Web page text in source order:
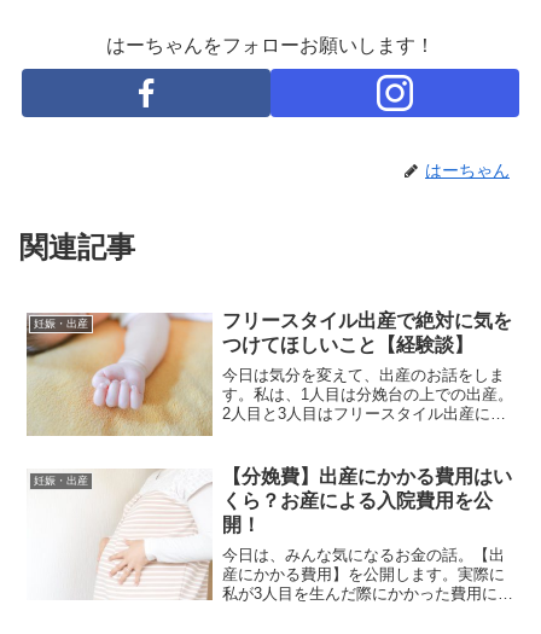
はーちゃんをフォローお願いします！
はーちゃん
関連記事
妊娠・出産
フリースタイル出産で絶対に気を
つけてほしいこと【経験談】
今日は気分を変えて、出産のお話をしま
す。私は、1人目は分娩台の上での出産。
2人目と3人目はフリースタイル出産にて
に、2人目以降は、入院時に上の子も一緒
に入院できるという...
妊娠・出産
【分娩費】出産にかかる費用はい
くら？お産による入院費用を公
開！
今日は、みんな気になるお金の話。【出
産にかかる費用】を公開します。実際に
私が3人目を生んだ際にかかった費用にな